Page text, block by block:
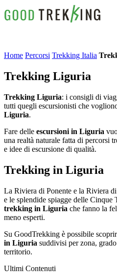
Home Percorsi Trekking Italia
Trekking Liguria
Trekking Liguria: i consigli di
tutti quegli escursionisti che
Liguria.
Fare delle escursioni in Liguria
una realtà naturale fatta di percorsi
e idee di escursione di qualità.
Trekking in Liguria
La Riviera di Ponente e la Riviera
e le splendide spiagge delle Cinque
trekking in Liguria che fanno la
meno esperti.
Su GoodTrekking è possibile
in Liguria suddivisi per zona,
territorio.
Ultimi Contenuti